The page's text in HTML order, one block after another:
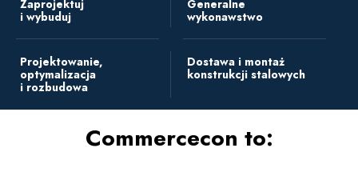
Zaprojektuj
i wybuduj
Generalne
wykonawstwo
Projektowanie,
optymalizacja
i rozbudowa
Dostawa i montaż
konstrukcji stalowych
Commercecon to: